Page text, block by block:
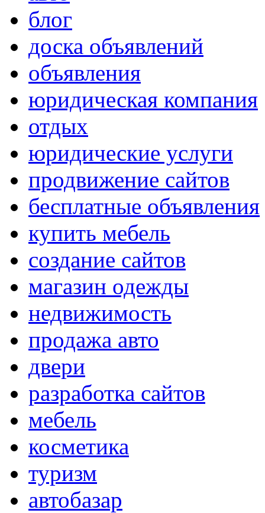
блог
доска объявлений
объявления
юридическая компания
отдых
юридические услуги
продвижение сайтов
бесплатные объявления
купить мебель
создание сайтов
магазин одежды
недвижимость
продажа авто
двери
разработка сайтов
мебель
косметика
туризм
автобазар